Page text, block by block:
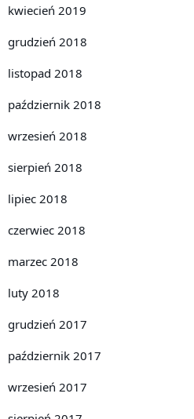
kwiecień 2019
grudzień 2018
listopad 2018
październik 2018
wrzesień 2018
sierpień 2018
lipiec 2018
czerwiec 2018
marzec 2018
luty 2018
grudzień 2017
październik 2017
wrzesień 2017